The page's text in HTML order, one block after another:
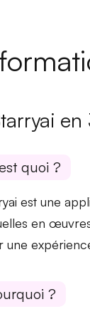
en
quoi ?
est une
en
une
?